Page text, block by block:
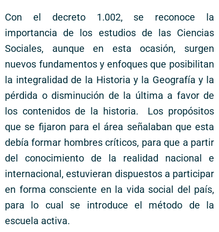
Con el decreto 1.002, se reconoce la
importancia de los estudios de las Ciencias
Sociales, aunque en esta ocasión, surgen
nuevos fundamentos y enfoques que posibilitan
la integralidad de la Historia y la Geografía y la
pérdida o disminución de la última a favor de
los contenidos de la historia. Los propósitos
que se fijaron para el área señalaban que esta
debía formar hombres críticos, para que a partir
del conocimiento de la realidad nacional e
internacional, estuvieran dispuestos a participar
en forma consciente en la vida social del país,
para lo cual se introduce el método de la
escuela activa.